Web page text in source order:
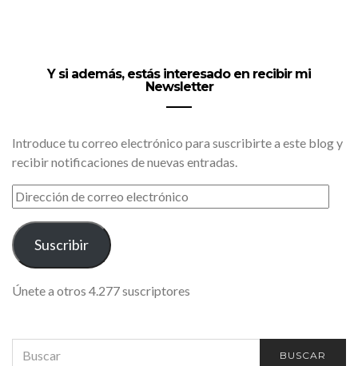
Y si además, estás interesado en recibir mi
Newsletter
Introduce tu correo electrónico para suscribirte a este blog y
recibir notificaciones de nuevas entradas.
DIRECCIÓN
DE
CORREO
ELECTRÓNICO
Suscribir
Únete a otros 4.277 suscriptores
FOR:
BUSCAR